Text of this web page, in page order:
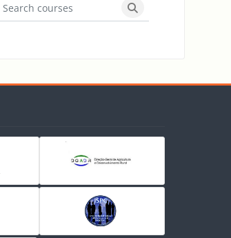
Search courses
Search courses